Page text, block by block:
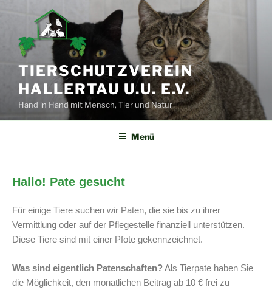
TIERSCHUTZVEREIN
HALLERTAU U.U. E.V.
Hand in Hand mit Mensch, Tier und Natur
Menü
Hallo! Pate gesucht
Für einige Tiere suchen wir Paten, die sie bis zu ihrer
Vermittlung oder auf der Pflegestelle finanziell unterstützen.
Diese Tiere sind mit einer Pfote gekennzeichnet.
Was sind eigentlich Patenschaften?Als Tierpate haben Sie
die Möglichkeit, den monatlichen Beitrag ab 10 € frei zu